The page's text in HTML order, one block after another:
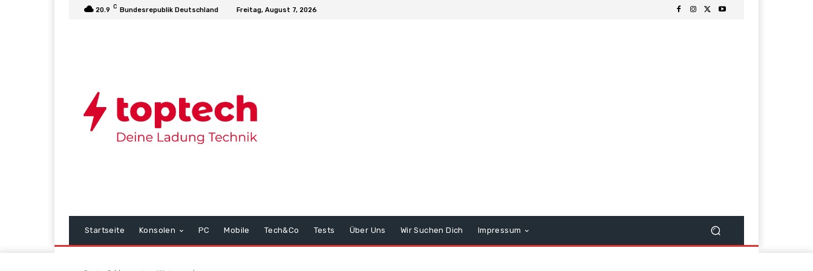
20.9 C Bundesrepublik Deutschland Freitag, August 7, 2026
Startseite Konsolen PC Mobile Tech&Co Tests Über Uns Wir Suchen Dich Impressum